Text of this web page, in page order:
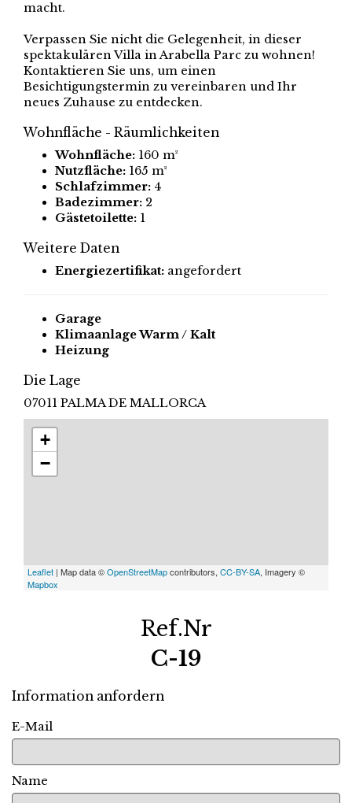
macht.
Verpassen Sie nicht die Gelegenheit, in dieser
spektakulären Villa in Arabella Parc zu wohnen!
Kontaktieren Sie uns, um einen
Besichtigungstermin zu vereinbaren und Ihr
neues Zuhause zu entdecken.
Wohnfläche - Räumlichkeiten
Wohnfläche: 160 m²
Nutzfläche: 165 m²
Schlafzimmer: 4
Badezimmer: 2
Gästetoilette: 1
Weitere Daten
Energiezertifikat: angefordert
Garage
Klimaanlage Warm / Kalt
Heizung
Die Lage
07011 PALMA DE MALLORCA
+
−
Leaflet | Map data ©OpenStreetMapcontributors, CC-BY-SA, Imagery ©
Mapbox
Ref.Nr
C-19
Information anfordern
E-Mail
Name